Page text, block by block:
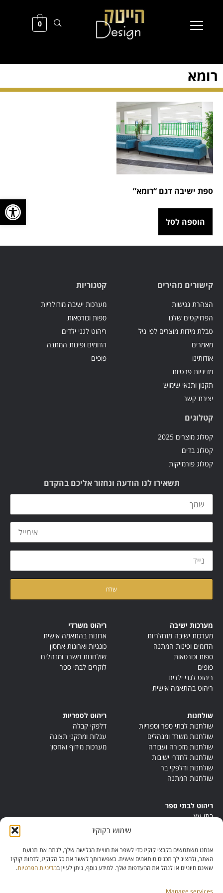
פתח
שימוש בקוקיז
אנחנו משתמשים בקבצי קוקיז כדי לשפר את חוויית הגלישה שלך, לנתח את תנועת
האתר, ולהציג לך תכנים מותאמים אישית. באפשרותך לאשר את כל הקוקיז, לדחות קוקיז
שאינם חיוניים או לנהל את ההעדפות שלך. למידע נוסף, ניתן לעיין במדיניות הפרטיות.
Manage services
0
רומא
ספת ישיבה דגם “רומא”
הוספה לסל
קישורים מהירים
הצהרת נגישות
הפרויקטים שלנו
טבלת מידות מוצרים לפי גיל
מאמרים
אודותינו
מדיניות פרטיות
תקנון ותנאי שימוש
יצירת קשר
קטגוריות
מערכות ישיבה מודולריות
ספות וכורסאות
ריהוט לגני ילדים
הדומים ופינות המתנה
פופים
קטלוגים
קטלוג מוצרים 2025
קטלוג בדים
קטלוג פורמייקות
תשאירו לנו הודעה ונחזור אליכם בהקדם
מערכות ישיבה
מערכות ישיבה מודולריות
הדומים ופינות המתנה
ספות וכורסאות
פופים
ריהוט לגני ילדים
ריהוט בהתאמה אישית
ריהוט משרדי
ארונות בהתאמה אישית
כונניות וארונות אחסון
שולחנות משרד ומנהלים
לוקרים לבתי ספר
שולחנות
שולחנות לבתי ספר וספריות
שולחנות משרד ומנהלים
שולחנות מזכירה ועבודה
שולחנות לחדרי ישיבות
שולחנות ודלפקי בר
שולחנות המתנה
ריהוט לספריות
דלפקי קבלה
עגלות ומתקני תצוגה
מערכות מידוף ואחסון
ריהוט לבתי ספר
בתי עץ
ריהוט מונטסורי
ריהוט אנתרופוסופי